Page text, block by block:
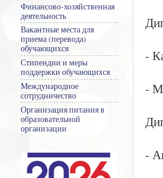
-
-
-
Финансово-хозяйственная
деятельность
Вакантные места для
приема (перевода)
обучающихся
Стипендии и меры
поддержки обучающихся
Международное
сотрудничество
Организация питания в
образовательной
организации